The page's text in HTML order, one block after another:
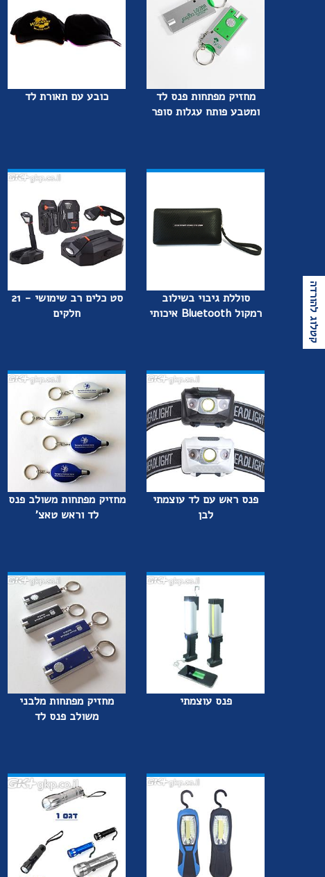
קטלוג להורדה
מחזיק מפתחות פנס לד
ומטבע פותח עגלות סופר
כובע עם תאורת לד
סוללת גיבוי בשילוב
רמקול Bluetooth איכותי
סט כלים רב שימושי - 21
חלקים
פנס ראש עם לד עוצמתי
לבן
מחזיק מפתחות משולב פנס
לד וראש טאצ'
פנס עוצמתי
מחזיק מפתחות מלבני
משולב פנס לד